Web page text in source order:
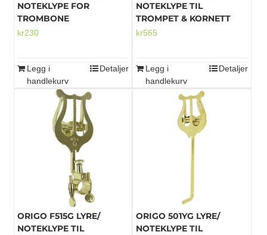
NOTEKLYPE FOR
TROMBONE
kr230
Legg i
handlekurv
Detaljer
NOTEKLYPE TIL
TROMPET & KORNETT
kr565
Legg i
handlekurv
Detaljer
ORIGO F515G LYRE/
NOTEKLYPE TIL
ORIGO 501YG LYRE/
NOTEKLYPE TIL